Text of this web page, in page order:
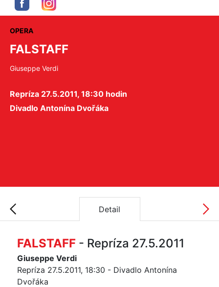
OPERA
FALSTAFF
Giuseppe Verdi
Repríza 27.5.2011, 18:30 hodin
Divadlo Antonína Dvořáka
Detail
FALSTAFF - Repríza 27.5.2011
Giuseppe Verdi
Repríza 27.5.2011, 18:30 - Divadlo Antonína
Dvořáka